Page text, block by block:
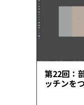
第22回：
ッチンを